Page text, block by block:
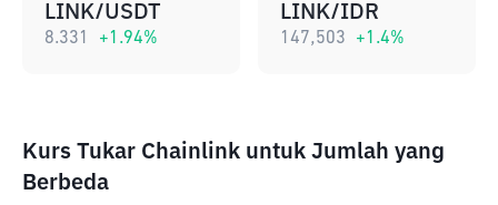
LINK/USDT
8.331 +1.94%
LINK/IDR
147,503 +1.4%
Kurs Tukar Chainlink untuk Jumlah yang
Berbeda